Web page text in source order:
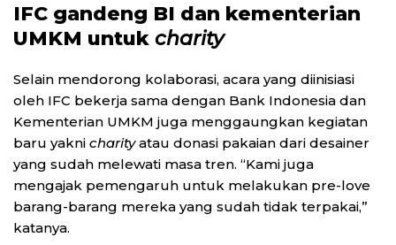
IFC gandeng BI dan kementerian
UMKM untuk charity
Selain mendorong kolaborasi, acara yang diinisiasi
oleh IFC bekerja sama dengan Bank Indonesia dan
Kementerian UMKM juga menggaungkan kegiatan
baru yakni charityatau donasi pakaian dari desainer
yang sudah melewati masa tren. “Kami juga
mengajak pemengaruh untuk melakukan pre-love
barang-barang mereka yang sudah tidak terpakai,”
katanya.